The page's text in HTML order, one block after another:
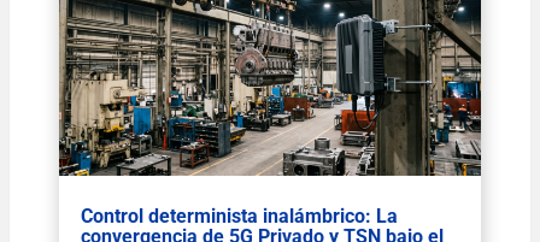
Control determinista inalámbrico: La
convergencia de 5G Privado y TSN bajo el